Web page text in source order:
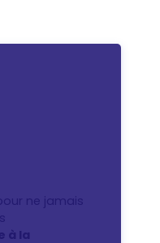
ne jamais
à la